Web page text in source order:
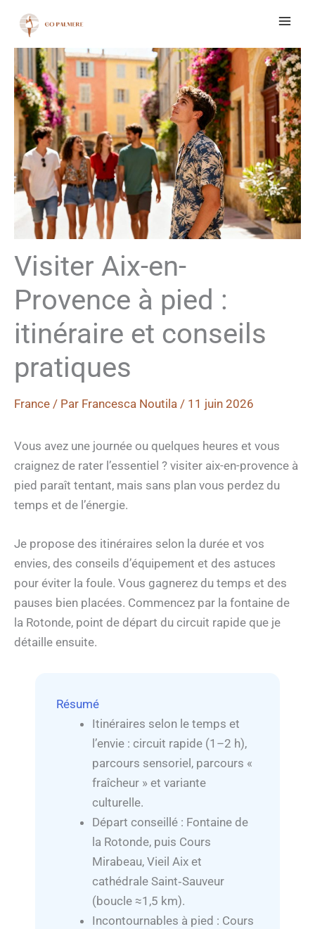
contenu
Visiter Aix-en-
Provence à pied :
itinéraire et conseils
pratiques
France / Par Francesca Noutila / 11 juin 2026
Vous avez une journée ou quelques heures et vous
craignez de rater l’essentiel ? visiter aix-en-provence à
pied paraît tentant, mais sans plan vous perdez du
temps et de l’énergie.
Je propose des itinéraires selon la durée et vos
envies, des conseils d’équipement et des astuces
pour éviter la foule. Vous gagnerez du temps et des
pauses bien placées. Commencez par la fontaine de
la Rotonde, point de départ du circuit rapide que je
détaille ensuite.
Résumé
Itinéraires selon le temps et
l’envie : circuit rapide (1–2 h),
parcours sensoriel, parcours «
fraîcheur » et variante
culturelle.
Départ conseillé : Fontaine de
la Rotonde, puis Cours
Mirabeau, Vieil Aix et
cathédrale Saint‑Sauveur
(boucle ≈1,5 km).
Incontournables à pied : Cours